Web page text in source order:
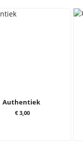
Authentiek
€ 3,00